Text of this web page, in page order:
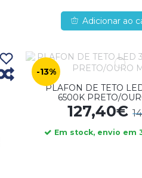
Adicionar ao
-13%
PLAFON DE TETO
6500K PRETO/
127,40€
Em stock, envio em